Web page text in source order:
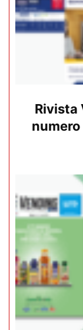
Rivista